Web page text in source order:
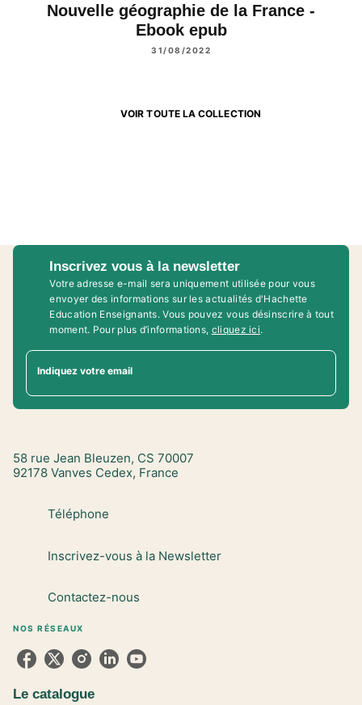
Nouvelle géographie de la France -
Ebook epub
31/08/2022
VOIR TOUTE LA COLLECTION
Inscrivez vous à la newsletter
Votre adresse e-mail sera uniquement utilisée pour vous
envoyer des informations sur les actualités d'Hachette
Education Enseignants. Vous pouvez vous désinscrire à tout
moment. Pour plus d’informations, cliquez ici.
Indiquez votre email
58 rue Jean Bleuzen, CS 70007
92178 Vanves Cedex, France
Téléphone
Inscrivez-vous à la Newsletter
Contactez-nous
NOS RÉSEAUX
Le catalogue